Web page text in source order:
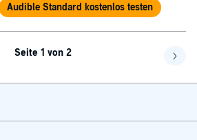
Audible Standard kostenlos testen
Seite 1 von 2